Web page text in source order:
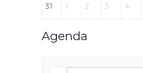
31 1 2 3 4
Agenda